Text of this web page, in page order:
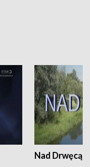
Nad Drwęcą